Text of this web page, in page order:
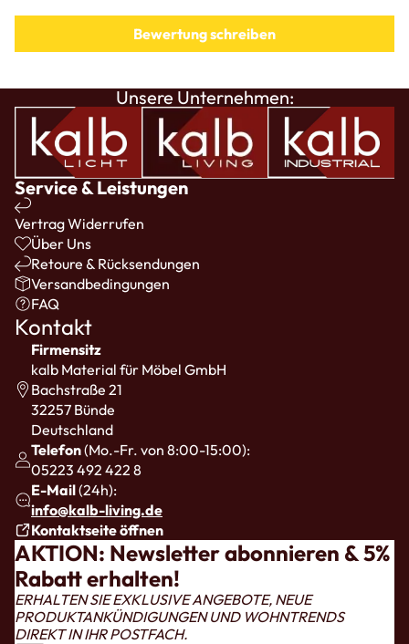
Bewertung schreiben
Unsere Unternehmen:
Service & Leistungen
Vertrag Widerrufen
Über Uns
Retoure & Rücksendungen
Versandbedingungen
FAQ
Kontakt
Firmensitz
kalb Material für Möbel GmbH
Bachstraße 21
32257 Bünde
Deutschland
Telefon(Mo.-Fr. von 8:00-15:00):
05223 492 422 8
E-Mail(24h):
info@kalb-living.de
Kontaktseite öffnen
AKTION: Newsletter abonnieren & 5%
Rabatt erhalten!
ERHALTEN SIE EXKLUSIVE ANGEBOTE, NEUE
PRODUKTANKÜNDIGUNGEN UND WOHNTRENDS
DIREKT IN IHR POSTFACH.